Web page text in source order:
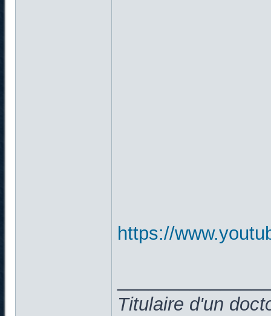
https://
Titulaire d'un